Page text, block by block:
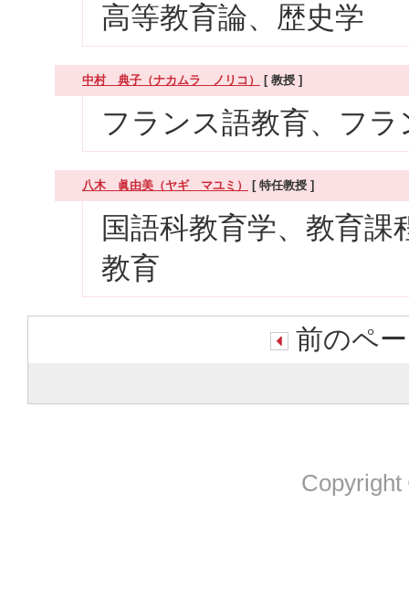
高等教育論、歴史学
中村 典子（ナカムラ ノリコ） [ 教授 ]
フランス語教育、フ
八木 眞由美（ヤギ マユミ） [ 特任教授 ]
国語科教育学、教育課
教育
前のペ